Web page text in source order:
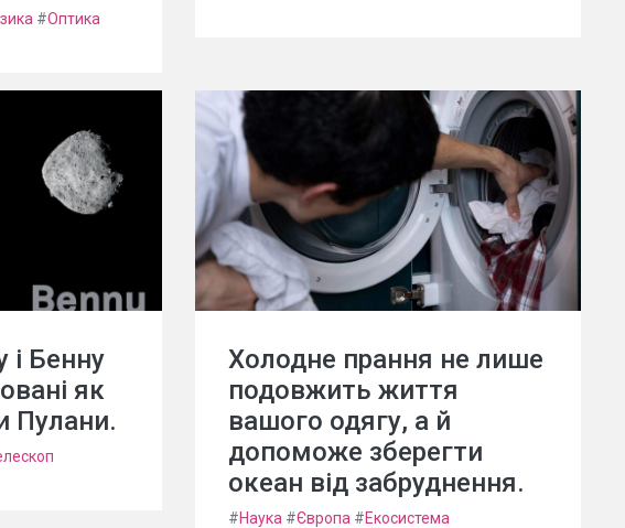
#Оптика
і Бенну
як
Пулани.
Холодне прання не лише
подовжить життя
вашого одягу, а й
допоможе зберегти
океан від забруднення.
#Наука #Європа #Екосистема